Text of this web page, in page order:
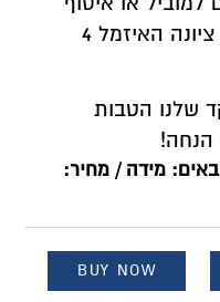
ממרכז סוגרים הכל לדירה נס ציונה האיזמל 4
שלנו הטבות
מידה / מחיר:
BUY NOW